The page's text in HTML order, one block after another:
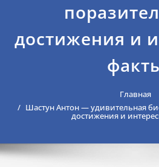
достижения и
Главная
Шастун Антон — удивительная
достижения и